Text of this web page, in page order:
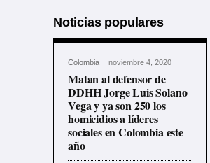
Noticias populares
Colombia noviembre 4, 2020
Matan al defensor de
DDHH Jorge Luis Solano
Vega y ya son 250 los
homicidios a líderes
sociales en Colombia este
año